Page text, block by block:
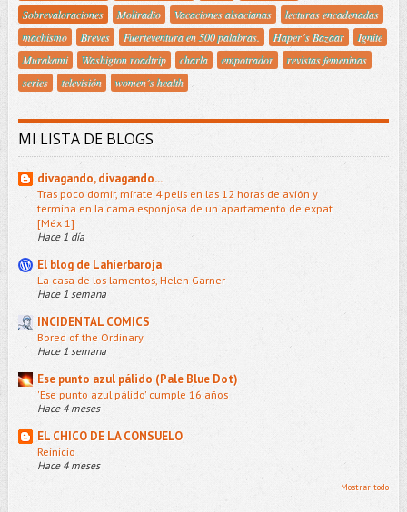
Sobrevaloraciones
Moliradio Vacaciones alsacianas
lecturas encadenadas
machismo
Breves Fuerteventura en 500 palabras. Haper´s Bazaar
Ignite
Murakami
Washigton roadtrip charla empotrador
revistas femeninas
series
televisión women´s health
MI LISTA DE BLOGS
divagando, divagando...
Tras poco domir, mírate 4 pelis en las 12 horas de avión y
termina en la cama esponjosa de un apartamento de expat
[Méx 1]
Hace 1 día
El blog de Lahierbaroja
La casa de los lamentos, Helen Garner
Hace 1 semana
INCIDENTAL COMICS
Bored of the Ordinary
Hace 1 semana
Ese punto azul pálido (Pale Blue Dot)
'Ese punto azul pálido' cumple 16 años
Hace 4 meses
EL CHICO DE LA CONSUELO
Reinicio
Hace 4 meses
Mostrar todo